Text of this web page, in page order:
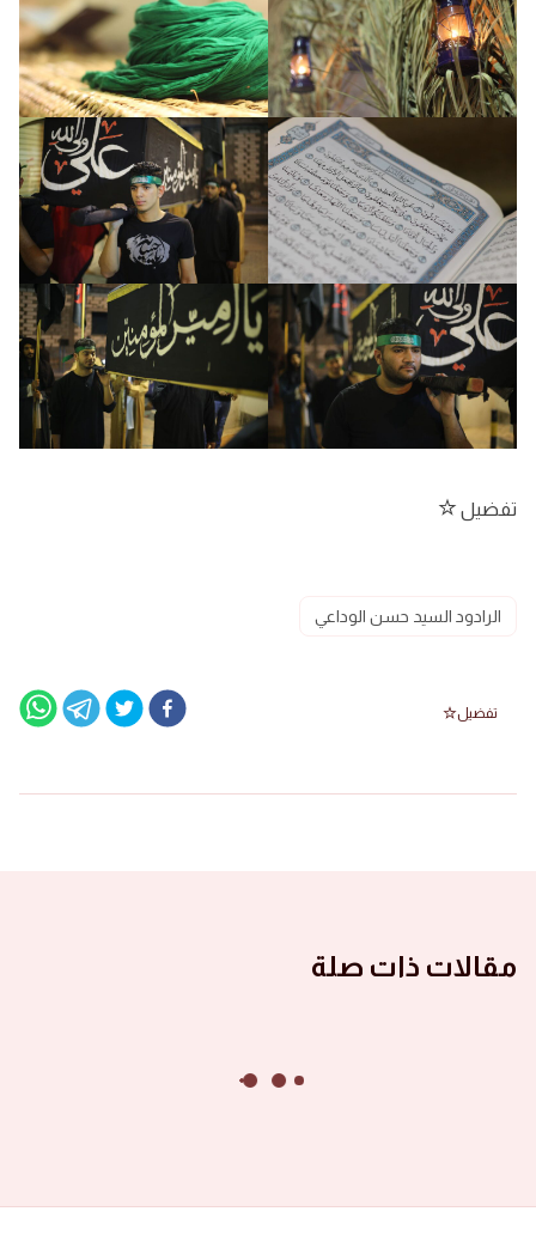
تفضيل
الرادود السيد حسن الوداعي
تفضيل
مقالات ذات صلة